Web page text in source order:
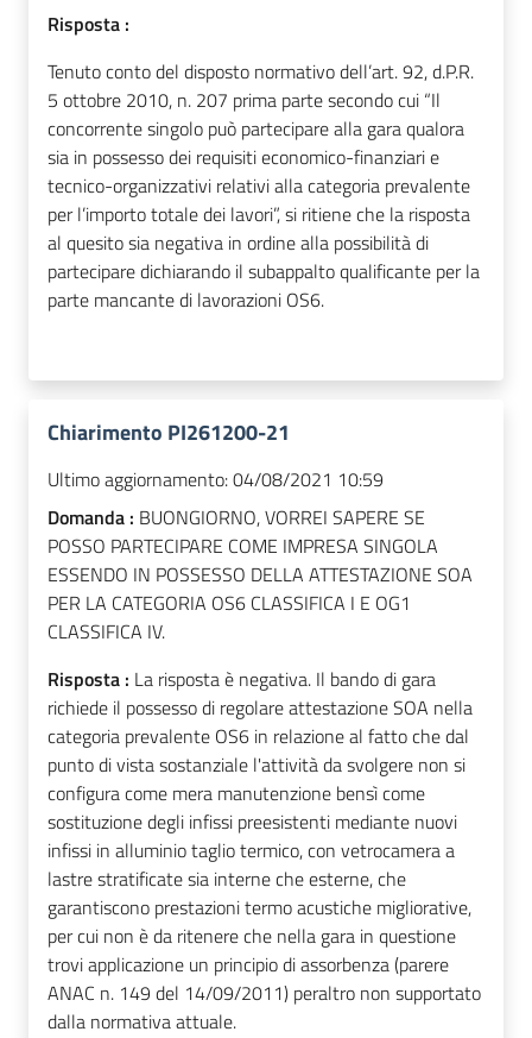
Risposta :
Tenuto conto del disposto normativo dell’art. 92, d.P.R.
5 ottobre 2010, n. 207 prima parte secondo cui “Il
concorrente singolo può partecipare alla gara qualora
sia in possesso dei requisiti economico-finanziari e
tecnico-organizzativi relativi alla categoria prevalente
per l’importo totale dei lavori”, si ritiene che la risposta
al quesito sia negativa in ordine alla possibilità di
partecipare dichiarando il subappalto qualificante per la
parte mancante di lavorazioni OS6.
Chiarimento PI261200-21
Ultimo aggiornamento:04/08/2021 10:59
Domanda : BUONGIORNO, VORREI SAPERE SE
POSSO PARTECIPARE COME IMPRESA SINGOLA
ESSENDO IN POSSESSO DELLA ATTESTAZIONE SOA
PER LA CATEGORIA OS6 CLASSIFICA I E OG1
CLASSIFICA IV.
Risposta : La risposta è negativa. Il bando di gara
richiede il possesso di regolare attestazione SOA nella
categoria prevalente OS6 in relazione al fatto che dal
punto di vista sostanziale l'attività da svolgere non si
configura come mera manutenzione bensì come
sostituzione degli infissi preesistenti mediante nuovi
infissi in alluminio taglio termico, con vetrocamera a
lastre stratificate sia interne che esterne, che
garantiscono prestazioni termo acustiche migliorative,
per cui non è da ritenere che nella gara in questione
trovi applicazione un principio di assorbenza (parere
ANAC n. 149 del 14/09/2011) peraltro non supportato
dalla normativa attuale.